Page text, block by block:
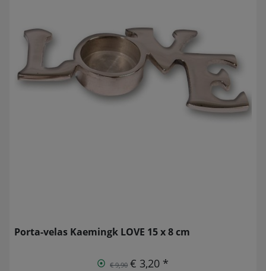
Porta-velas Kaemingk LOVE 15 x 8 cm
€ 9,90 € 3,20 *